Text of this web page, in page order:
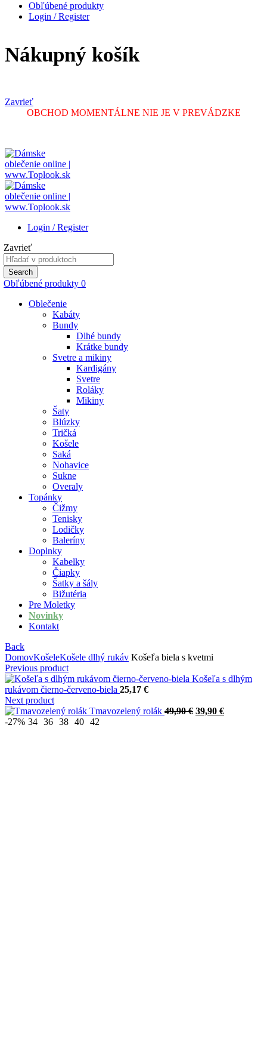
Obľúbené produkty
Login / Register
Nákupný košík
Zavrieť
OBCHOD MOMENTÁLNE NIE JE V PREVÁDZKE
Login / Register
Zavrieť
Search
for:
Search
Obľúbené produkty 0
Oblečenie
Kabáty
Bundy
Dlhé bundy
Krátke bundy
Svetre a mikiny
Kardigány
Svetre
Roláky
Mikiny
Šaty
Blúzky
Tričká
Košele
Saká
Nohavice
Sukne
Overaly
Topánky
Čižmy
Tenisky
Lodičky
Baleríny
Doplnky
Kabelky
Čiapky
Šatky a šály
Bižutéria
Pre Moletky
Novinky
Kontakt
Back
DomovKošeleKošele dlhý rukáv Košeľa biela s kvetmi
Previous product
Košeľa s dlhým
rukávom čierno-červeno-biela 25,17 €
Next product
Tmavozelený rolák 49,90€ Original
39,90 €Current
-27% 34 36 38 40 42